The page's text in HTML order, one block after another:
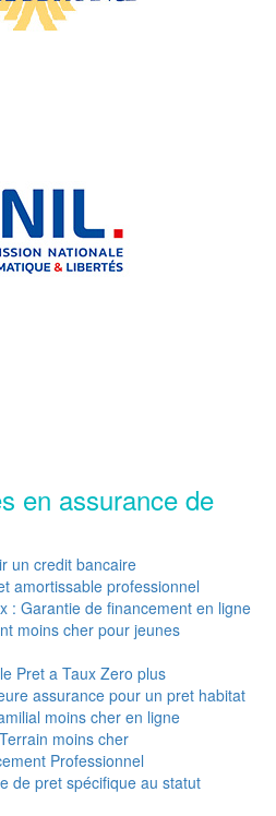
en assurance de
un credit bancaire
amortissable professionnel
: Garantie de financement en ligne
moins cher pour jeunes
Pret a Taux Zero plus
assurance pour un pret habitat
moins cher en ligne
moins cher
Professionnel
de pret spécifique au statut